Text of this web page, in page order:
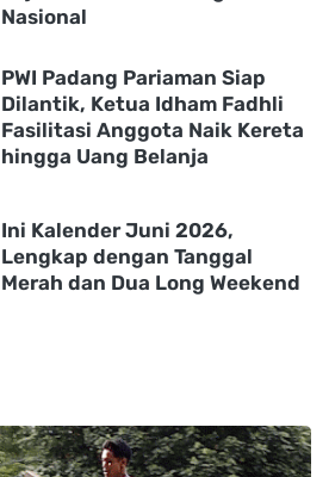
Nasional
PWI Padang Pariaman Siap
Dilantik, Ketua Idham Fadhli
Fasilitasi Anggota Naik Kereta
hingga Uang Belanja
Ini Kalender Juni 2026,
Lengkap dengan Tanggal
Merah dan Dua Long Weekend